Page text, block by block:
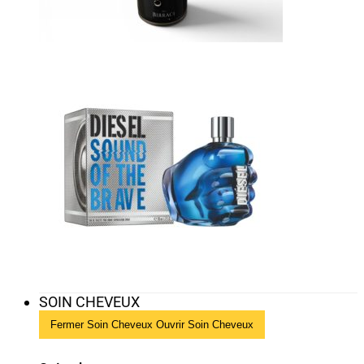
SOIN CHEVEUX
Fermer Soin Cheveux Ouvrir Soin Cheveux